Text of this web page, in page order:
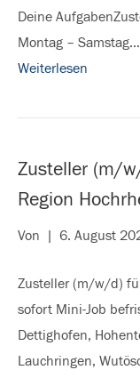
Deine
Montag – Samstag…
Weiterlesen
Zusteller (m/
Region
Von | 6. August
Zusteller (m/w/d)
sofort Mini-Job
Dettighofen,
Lauchringen,